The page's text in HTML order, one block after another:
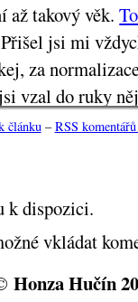
až takový věk.
jsi mi
za
vzal do ruky
děly věci.
je svině.
článku–RSS
k dispozici.
vkládat
Honza Hučín